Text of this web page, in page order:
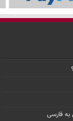
به فارسی